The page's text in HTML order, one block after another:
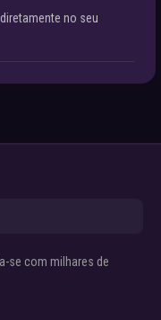
no seu
se com milhares de